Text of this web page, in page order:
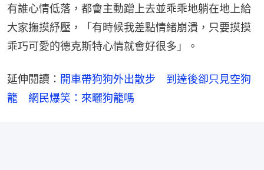
有誰心情低落，都會主動蹭上去並乖乖地躺在地上給
大家撫摸紓壓，「有時候我差點情緒崩潰，只要摸摸
乖巧可愛的德克斯特心情就會好很多」。
延伸閱讀： 開車帶狗狗外出散步　到達後卻只見空狗
籠　網民爆笑：來曬狗籠嗎